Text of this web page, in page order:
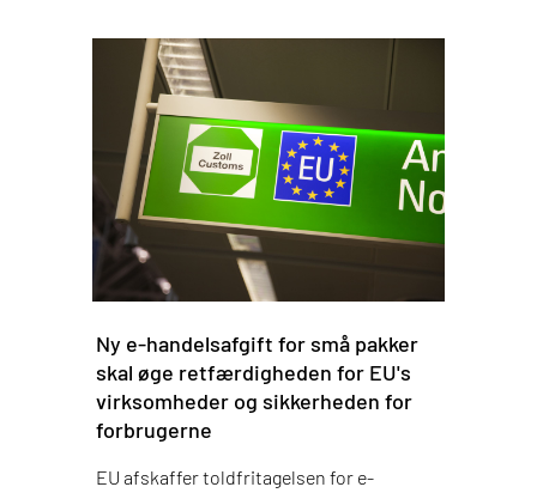
dialog, hvor alle markedsaktører får
mulighed for at komme med input. Følg
med i udbuddet og tilmeld dig
statusopdateringer på SKIs udbudsside.
Ny e-handelsafgift for små pakker
skal øge retfærdigheden for EU's
virksomheder og sikkerheden for
forbrugerne
EU afskaffer toldfritagelsen for e-